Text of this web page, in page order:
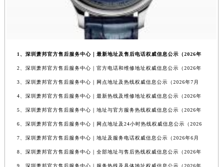
1、深圳萧邦官方售后服务中心｜最新地址及售后电话权威信息公示（2026年
2、深圳萧邦官方售后服务中心｜官方电话和维修地址权威信息公示（2026年
3、深圳萧邦官方售后服务中心｜网点地址及热线权威信息公示（2026年7月
4、深圳萧邦官方售后服务中心｜最新热线及维修地址权威信息公示（2026年
5、深圳萧邦官方售后服务中心｜地址与官方服务热线权威信息公示（2026年
6、深圳萧邦官方售后服务中心｜网点地址及24小时热线权威信息公示（2026
7、深圳萧邦官方售后服务中心｜地址及服务电话权威信息公示（2026年6月
8、深圳萧邦官方售后服务中心｜全部地址与售后热线权威信息公示（2026年